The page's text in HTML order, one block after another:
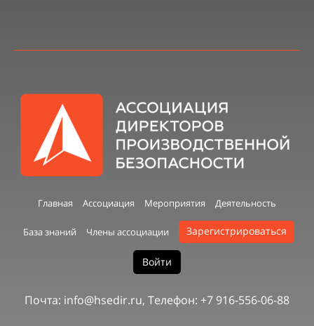
Главная Ассоциация Мероприятия Деятельность
База знаний Члены ассоциации Зарегистрироваться
Войти
Почта: info@hsedir.ru, Телефон: +7 916-556-06-88